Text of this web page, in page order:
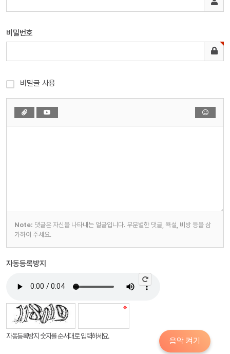
음악 켜기
비밀번호
비밀글 사용
Note: 댓글은 자신을 나타내는 얼굴입니다. 무분별한 댓글, 욕설, 비방 등을 삼
가하여 주세요.
자동등록방지
자동등록방지 숫자를 순서대로 입력하세요.